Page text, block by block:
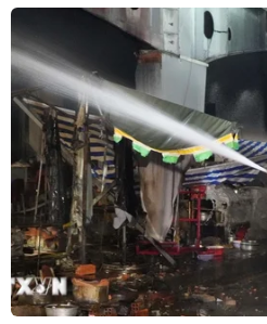
Tháo gỡ vướng mắc,
Vành đai 4-Vùng Thủ đô
07/03/2023 07:56